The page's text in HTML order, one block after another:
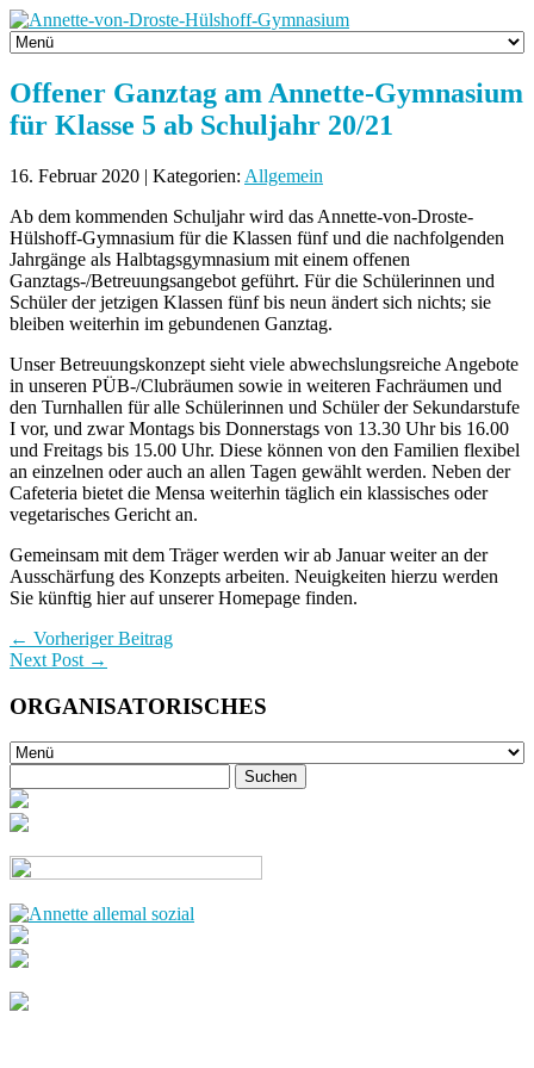
Offener Ganztag am Annette-Gymnasium
für Klasse 5 ab Schuljahr 20/21
16. Februar 2020 | Kategorien: Allgemein
Ab dem kommenden Schuljahr wird das Annette-von-Droste-
Hülshoff-Gymnasium für die Klassen fünf und die nachfolgenden
Jahrgänge als Halbtagsgymnasium mit einem offenen
Ganztags-/Betreuungsangebot geführt. Für die Schülerinnen und
Schüler der jetzigen Klassen fünf bis neun ändert sich nichts; sie
bleiben weiterhin im gebundenen Ganztag.
Unser Betreuungskonzept sieht viele abwechslungsreiche Angebote
in unseren PÜB-/Clubräumen sowie in weiteren Fachräumen und
den Turnhallen für alle Schülerinnen und Schüler der Sekundarstufe
I vor, und zwar Montags bis Donnerstags von 13.30 Uhr bis 16.00
und Freitags bis 15.00 Uhr. Diese können von den Familien flexibel
an einzelnen oder auch an allen Tagen gewählt werden. Neben der
Cafeteria bietet die Mensa weiterhin täglich ein klassisches oder
vegetarisches Gericht an.
Gemeinsam mit dem Träger werden wir ab Januar weiter an der
Ausschärfung des Konzepts arbeiten. Neuigkeiten hierzu werden
Sie künftig hier auf unserer Homepage finden.
← Vorheriger Beitrag
Next Post →
ORGANISATORISCHES